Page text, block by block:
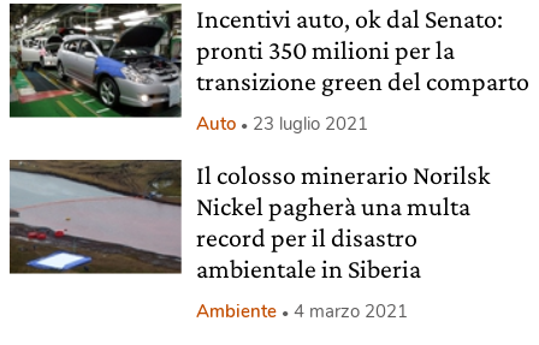
Incentivi auto, ok dal Senato:
pronti 350 milioni per la
transizione green del comparto
Auto 23 luglio 2021
Il colosso minerario Norilsk
Nickel pagherà una multa
record per il disastro
ambientale in Siberia
Ambiente 4 marzo 2021